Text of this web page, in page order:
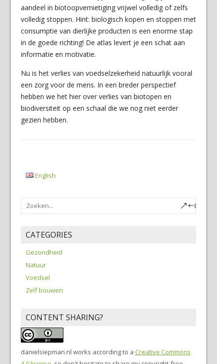
aandeel in biotoopvernietiging vrijwel volledig of zelfs
volledig stoppen. Hint: biologisch kopen en stoppen met
consumptie van dierlijke producten is een enorme stap
in de goede richting! De atlas levert je een schat aan
informatie en motivatie.
Nu is het verlies van voedselzekerheid natuurlijk vooral
een zorg voor de mens. In een breder perspectief
hebben we het hier over verlies van biotopen en
biodiversiteit op een schaal die we nog niet eerder
gezien hebben.
English
CATEGORIES
Gezondheid
Natuur
Voedsel
Zelf bouwen
CONTENT SHARING?
danielsiepman.nl works according to a Creative Commons